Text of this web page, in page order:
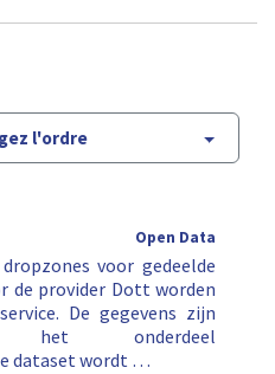
l'ordre
Open Data
voor gedeelde
de provider Dott worden
De gegevens zijn
onderdeel
dataset wordt …